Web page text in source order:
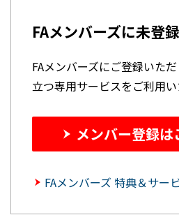
FAメンバーズに未登
FAメンバーズにご登録いた
立つ専用サービスをご利用い
メンバー登録は
FAメンバーズ 特典＆サー